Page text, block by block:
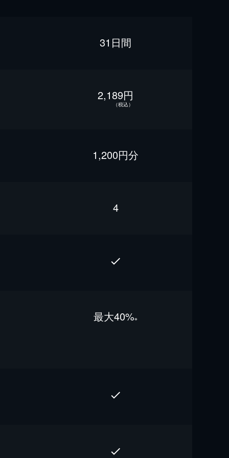
31日間
2,189円
（税込）
1,200円分
4
最⼤40%※